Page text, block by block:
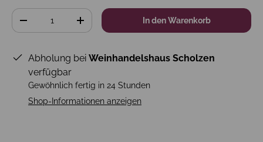
Anzahl
+ In den Warenkorb
Abholung bei Weinhandelshaus Scholzen
verfügbar
Gewöhnlich fertig in 24 Stunden
Shop-Informationen anzeigen